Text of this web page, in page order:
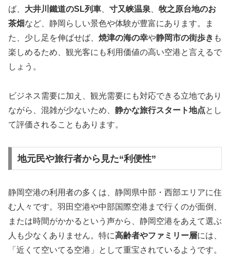
ば、 大井川鐵道のSL列車 寸又峡温泉
牧之原台地のお
茶畑など、静岡らしい景色や体験が豊富にあります。ま
た、少し足を伸ばせば、 焼津の海の幸や静岡市の街歩き も
楽しめるため、観光客にも利用価値の高い空港と言えるで
しょう。
ビジネス需要に加え、観光需要にも対応できる立地であり
ながら、混雑が少ないため、 静かな旅行スタート地点とし
て評価されることもあります。
地元民や旅行者から見た“利便性”
静岡空港の利用者の多くは、静岡県中部・西部エリアに住
む人々です。羽田空港や中部国際空港まで行くのが面倒、
または時間がかかるという声から、静岡空港をあえて選ぶ
人も少なくありません。特に高齢者やファミリー層には、
「近くて空いてる空港」として重宝されているようです。